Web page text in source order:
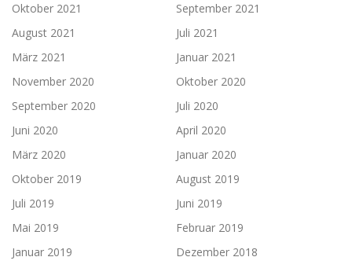
Oktober 2021
September 2021
August 2021
Juli 2021
März 2021
Januar 2021
November 2020
Oktober 2020
September 2020
Juli 2020
Juni 2020
April 2020
März 2020
Januar 2020
Oktober 2019
August 2019
Juli 2019
Juni 2019
Mai 2019
Februar 2019
Januar 2019
Dezember 2018